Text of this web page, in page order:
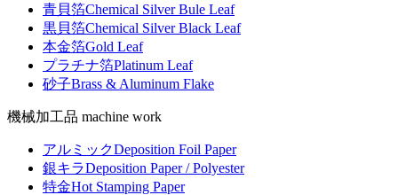
青貝箔Chemical Silver Bule Leaf
黒貝箔Chemical Silver Black Leaf
本金箔Gold Leaf
プラチナ箔Platinum Leaf
砂子Brass & Aluminum Flake
機械加工品 machine work
アルミックDeposition Foil Paper
銀キラDeposition Paper / Polyester
特金Hot Stamping Paper